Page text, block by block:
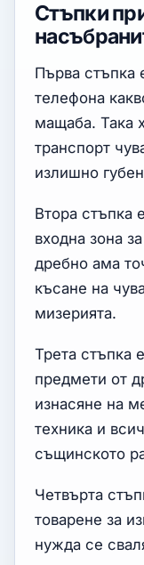
Стъпки
Първа стъпка
телефона
мащаба. Така
транспорт
излишно
Втора стъпка
входна зона
дребно ама
късане на
мизерията.
Трета стъпка
предмети от
изнасяне на
техника и
същинското
Четвърта
товарене за
нужда се